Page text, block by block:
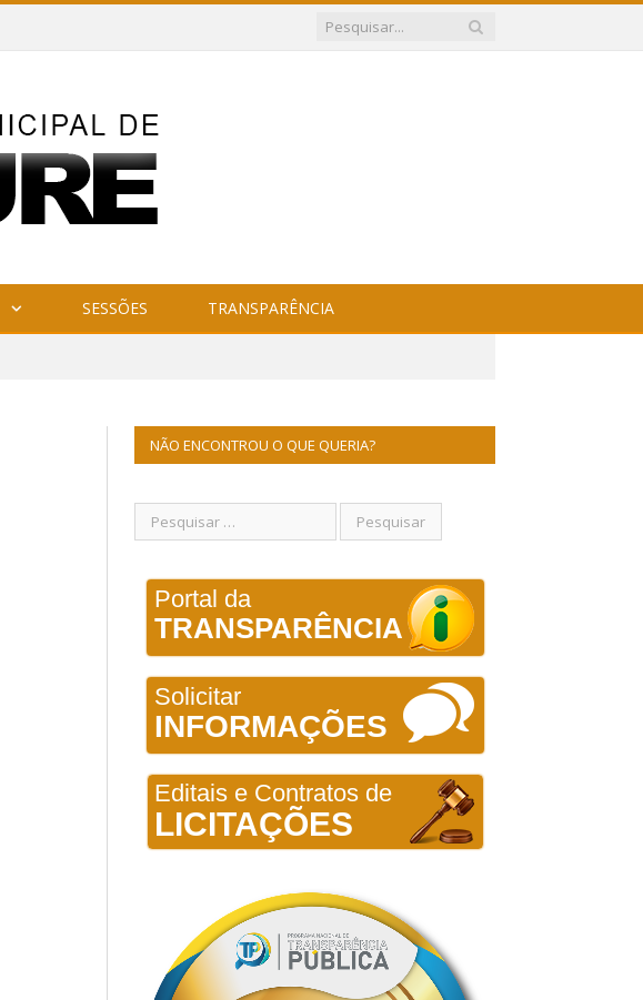
SESSÕES TRANSPARÊNCIA
NÃO ENCONTROU O QUE QUERIA?
Portal da
TRANSPARÊNCIA
Solicitar
INFORMAÇÕES
Editais e Contratos de
LICITAÇÕES